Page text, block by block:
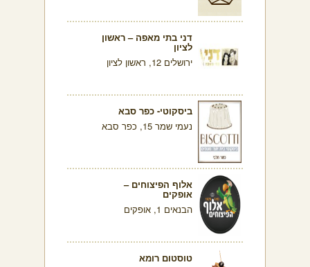
דני בתי מאפה – ראשון
לציון
ירושלים 12, ראשון לציון
ביסקוטי- כפר סבא
נעמי שמר 15, כפר סבא
אלוף הפיצוחים –
אופקים
הבנאים 1, אופקים
טוסטום רומא